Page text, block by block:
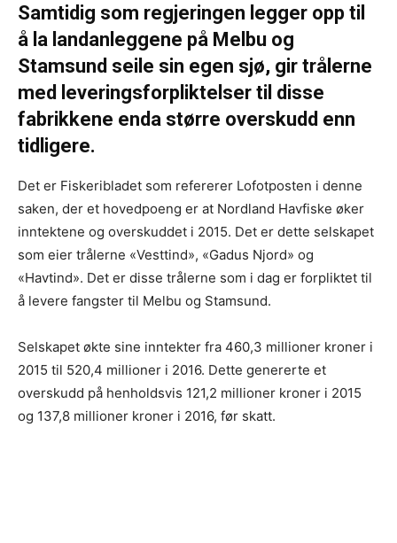
Samtidig som regjeringen legger opp til
å la landanleggene på Melbu og
Stamsund seile sin egen sjø, gir trålerne
med leveringsforpliktelser til disse
fabrikkene enda større overskudd enn
tidligere.
Det er Fiskeribladet som refererer Lofotposten i denne
saken, der et hovedpoeng er at Nordland Havfiske øker
inntektene og overskuddet i 2015. Det er dette selskapet
som eier trålerne «Vesttind», «Gadus Njord» og
«Havtind». Det er disse trålerne som i dag er forpliktet til
å levere fangster til Melbu og Stamsund.
Selskapet økte sine inntekter fra 460,3 millioner kroner i
2015 til 520,4 millioner i 2016. Dette genererte et
overskudd på henholdsvis 121,2 millioner kroner i 2015
og 137,8 millioner kroner i 2016, før skatt.